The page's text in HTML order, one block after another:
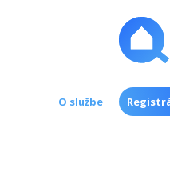
O službe